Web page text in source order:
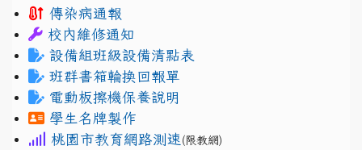
傳染病通報
校內維修通知
設備組班級設備清點表
班群書箱輪換回報單
電動板擦機保養說明
學生名牌製作
桃園市教育網路測速 (限教網)